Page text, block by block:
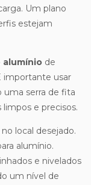
Um plano
estejam
alumínio de
importante usar
uma serra de fita
limpos e precisos.
no local desejado.
alumínio.
e nivelados
um nível de